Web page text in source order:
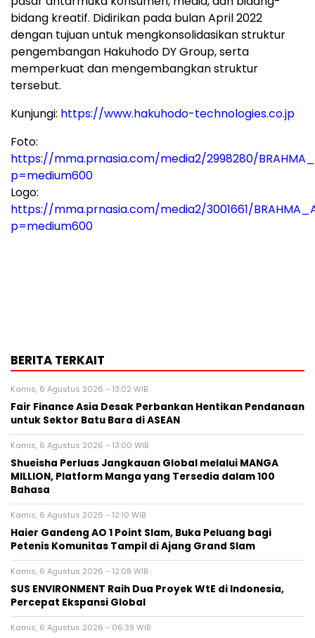
bidang kreatif. Didirikan pada bulan April 2022
dengan tujuan untuk mengkonsolidasikan struktur
pengembangan Hakuhodo DY Group, serta
memperkuat dan mengembangkan struktur
tersebut.
Kunjungi: https://www.hakuhodo-technologies.co.jp
Foto:
https://mma.prnasia.com/media2/2998280/
p=medium600
Logo:
https://mma.prnasia.com/media2/3001661/
p=medium600
BERITA TERKAIT
Kamis, 6 Agustus 2026 - 13:02 WIB
Fair Finance Asia Desak Perbankan Hentikan Pendanaan
untuk Sektor Batu Bara di ASEAN
Kamis, 6 Agustus 2026 - 13:00 WIB
Shueisha Perluas Jangkauan Global melalui MANGA
MILLION, Platform Manga yang Tersedia dalam 100
Bahasa
Kamis, 6 Agustus 2026 - 12:10 WIB
Haier Gandeng AO 1 Point Slam, Buka Peluang bagi
Petenis Komunitas Tampil di Ajang Grand Slam
Kamis, 6 Agustus 2026 - 12:08 WIB
SUS ENVIRONMENT Raih Dua Proyek WtE di Indonesia,
Percepat Ekspansi Global
Kamis, 6 Agustus 2026 - 06:39 WIB